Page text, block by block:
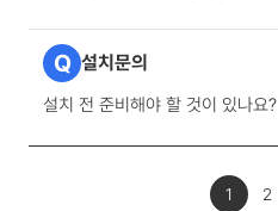
Q 설치문의
설치 전 준비해야 할 것이 있나요?
1 2